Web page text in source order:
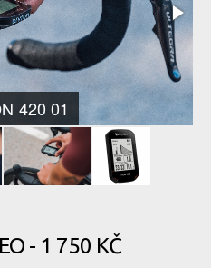
420 01
- 1 750 KČ